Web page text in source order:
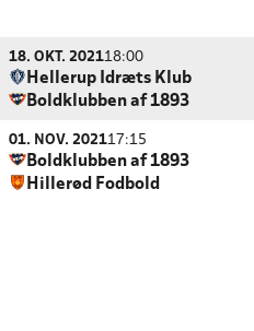
18. OKT. 202118:00
Hellerup Idræts Klub
Boldklubben af 1893
01. NOV. 202117:15
Boldklubben af 1893
Hillerød Fodbold